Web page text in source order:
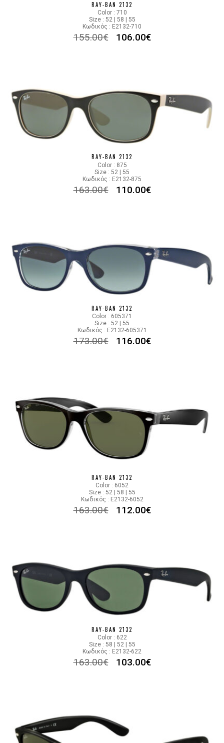
RAY-BAN 2132
Color : 710
Size : 52 | 58 | 55
Κωδικός : E2132-710
155.00€ 106.00€
RAY-BAN 2132
Color : 875
Size : 52 | 55
Κωδικός : E2132-875
163.00€ 110.00€
RAY-BAN 2132
Color : 605371
Size : 52 | 55
Κωδικός : E2132-605371
173.00€ 116.00€
RAY-BAN 2132
Color : 6052
Size : 52 | 58 | 55
Κωδικός : E2132-6052
163.00€ 112.00€
RAY-BAN 2132
Color : 622
Size : 58 | 52 | 55
Κωδικός : E2132-622
163.00€ 103.00€